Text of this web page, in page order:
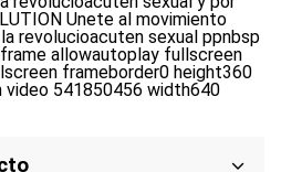
Unete al movimiento
revolucioacuten sexual ppnbsp
allowautoplay fullscreen
frameborder0 height360
541850456 width640